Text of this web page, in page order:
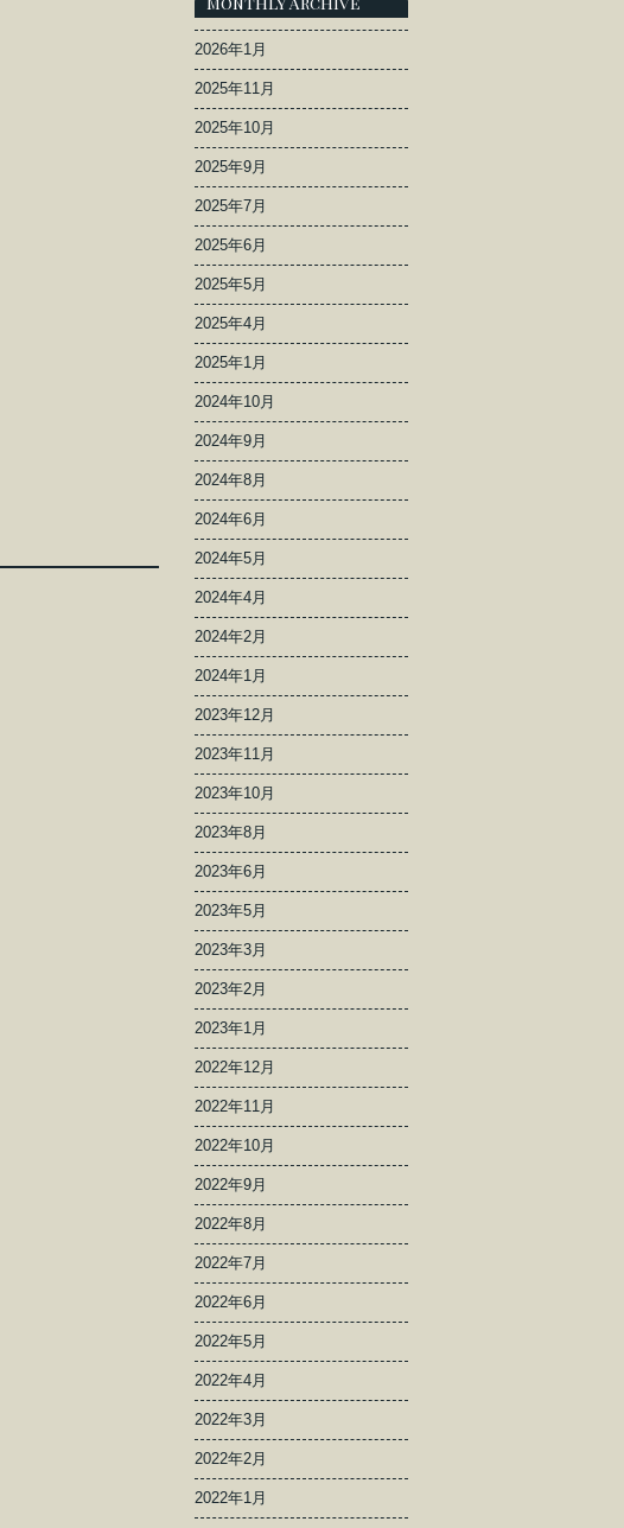
2026年1月
2025年11月
2025年10月
2025年9月
2025年7月
2025年6月
2025年5月
2025年4月
2025年1月
2024年10月
2024年9月
2024年8月
2024年6月
2024年5月
2024年4月
2024年2月
2024年1月
2023年12月
2023年11月
2023年10月
2023年8月
2023年6月
2023年5月
2023年3月
2023年2月
2023年1月
2022年12月
2022年11月
2022年10月
2022年9月
2022年8月
2022年7月
2022年6月
2022年5月
2022年4月
2022年3月
2022年2月
2022年1月